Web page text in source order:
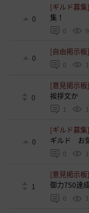
0
[ギルド募集]
集！
0
0
[自由掲示板]
0
0
[意見掲示板]
挨拶文か
1
0
[ギルド募集]
ギルド お
0
1
[意見掲示板]
御力750達
0